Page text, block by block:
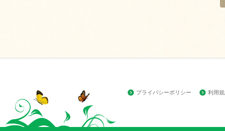
プライバシーポリシー 利用